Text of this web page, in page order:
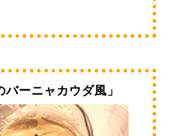
バーニャカウダ風」